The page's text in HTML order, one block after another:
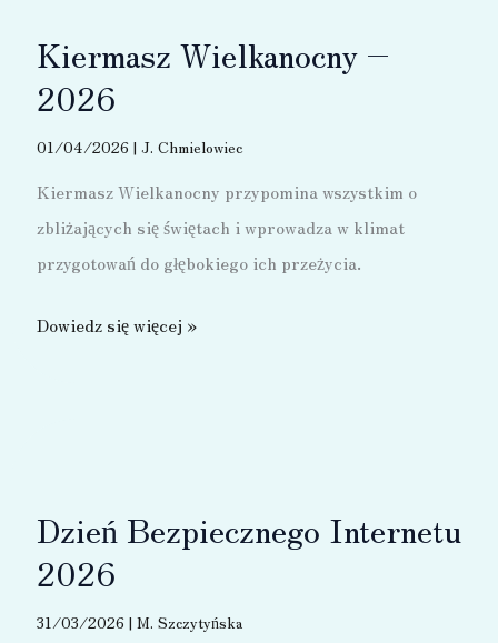
Kiermasz Wielkanocny –
2026
01/04/2026 | J. Chmielowiec
Kiermasz Wielkanocny przypomina wszystkim o
zbliżających się świętach i wprowadza w klimat
przygotowań do głębokiego ich przeżycia.
Kiermasz
Dowiedz się więcej »
Dzień Bezpiecznego Internetu
2026
31/03/2026 | M. Szczytyńska